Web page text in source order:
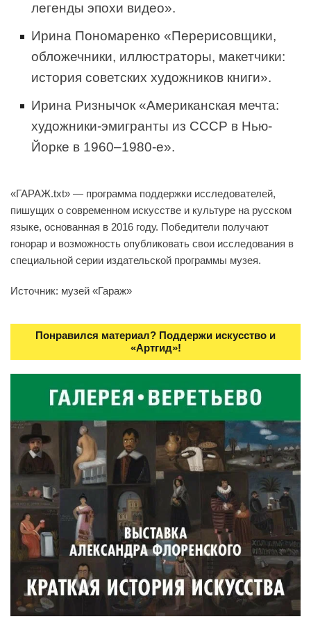
легенды эпохи видео».
Ирина Пономаренко «Перерисовщики,
обложечники, иллюстраторы, макетчики:
история советских художников книги».
Ирина Ризнычок «Американская мечта:
художники-эмигранты из СССР в Нью-
Йорке в 1960–1980-e».
«ГАРАЖ.txt» — программа поддержки исследователей,
пишущих о современном искусстве и культуре на русском
языке, основанная в 2016 году. Победители получают
гонорар и возможность опубликовать свои исследования в
специальной серии издательской программы музея.
Источник: музей «Гараж»
Понравился материал? Поддержи искусство и
«Артгид»!